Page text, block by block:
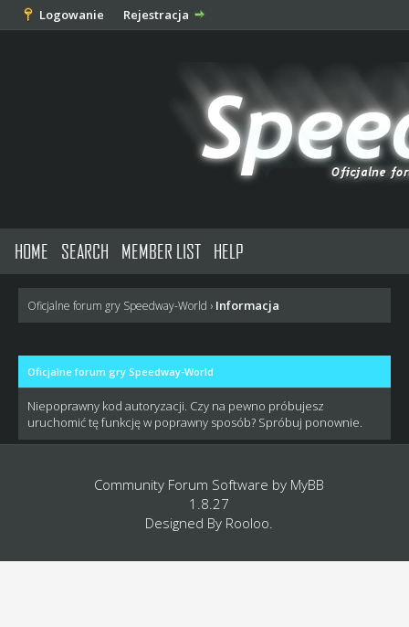
Logowanie Rejestracja
HOME SEARCH MEMBER LIST HELP
Oficjalne forum gry Speedway-World › Informacja
Oficjalne forum gry Speedway-World
Niepoprawny kod autoryzacji. Czy na pewno próbujesz
uruchomić tę funkcję w poprawny sposób? Spróbuj ponownie.
Community Forum Software by MyBB
1.8.27
Designed By Rooloo.